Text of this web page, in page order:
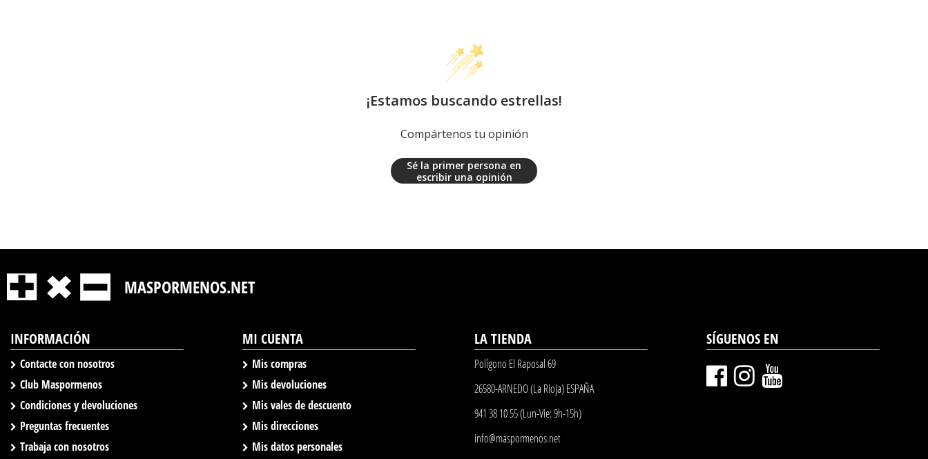
¡Estamos buscando estrellas!
Compártenos tu opinión
Sé la primer persona en
escribir una opinión
MASPORMENOS.NET
INFORMACIÓN
Contacte con nosotros
Club Maspormenos
Condiciones y devoluciones
Preguntas frecuentes
Trabaja con nosotros
MI CUENTA
Mis compras
Mis devoluciones
Mis vales de descuento
Mis direcciones
Mis datos personales
LA TIENDA
Polígono El Raposal 69
26580-ARNEDO (La Rioja) ESPAÑA
941 38 10 55 (Lun-Vie: 9h-15h)
info@maspormenos.net
SÍGUENOS EN